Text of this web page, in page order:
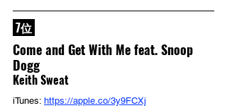
7位
Come and Get With Me feat. Snoop
Dogg
Keith Sweat
iTunes: https://apple.co/3y9FCXj